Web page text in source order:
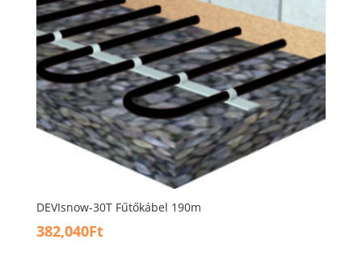
DEVIsnow-30T Fűtőkábel 190m
382,040Ft